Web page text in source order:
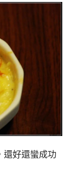
還好還蠻成功